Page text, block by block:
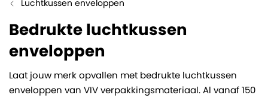
Luchtkussen enveloppen
Bedrukte luchtkussen
enveloppen
Laat jouw merk opvallen met bedrukte luchtkussen
enveloppen van VIV verpakkingsmateriaal. Al vanaf 150